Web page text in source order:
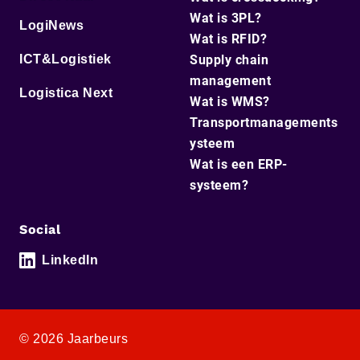
LogiNews
ICT&Logistiek
Logistica Next
Wat is 3PL?
Wat is RFID?
Supply chain
management
Wat is WMS?
Transportmanagements
ysteem
Wat is een ERP-
systeem?
Social
LinkedIn
© 2026 Jaarbeurs